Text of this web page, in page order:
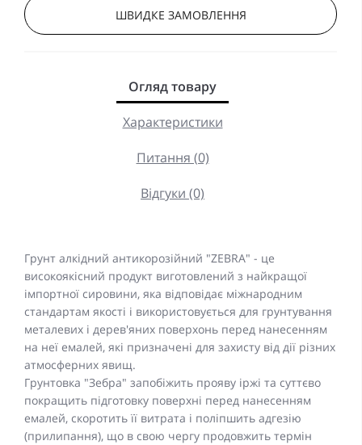
ШВИДКЕ ЗАМОВЛЕННЯ
Огляд товару
Характеристики
Питання (0)
Відгуки (0)
Грунт алкідний антикорозійний "ZEBRA" - це
високоякісний продукт виготовлений з найкращої
імпортної сировини, яка відповідає міжнародним
стандартам якості і використовується для грунтування
металевих і дерев'яних поверхонь перед нанесенням
на неї емалей, які призначені для захисту від дії різних
атмосферних явищ.
Грунтовка "Зебра" запобіжить прояву іржі та суттєво
покращить підготовку поверхні перед нанесенням
емалей, скоротить її витрата і поліпшить адгезію
(прилипання), що в свою чергу продовжить термін